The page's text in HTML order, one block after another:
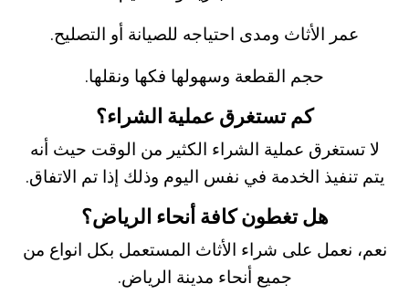
عمر الأثاث ومدى احتياجه للصيانة أو التصليح.
حجم القطعة وسهولها فكها ونقلها.
كم تستغرق عملية الشراء؟
لا تستغرق عملية الشراء الكثير من الوقت حيث أنه
يتم تنفيذ الخدمة في نفس اليوم وذلك إذا تم الاتفاق.
هل تغطون كافة أنحاء الرياض؟
نعم، نعمل على شراء الأثاث المستعمل بكل انواع من
جميع أنحاء مدينة الرياض.